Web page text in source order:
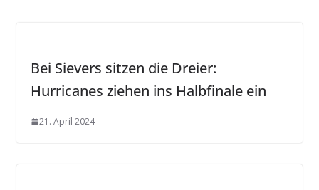
Bei Sievers sitzen die Dreier:
Hurricanes ziehen ins Halbfinale ein
21. April 2024